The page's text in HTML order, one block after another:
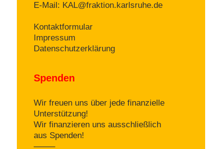
E-Mail: KAL@fraktion.karlsruhe.de
Kontaktformular
Impressum
Datenschutzerklärung
Spenden
Wir freuen uns über jede finanzielle
Unterstützung!
Wir finanzieren uns ausschließlich
aus Spenden!
——–